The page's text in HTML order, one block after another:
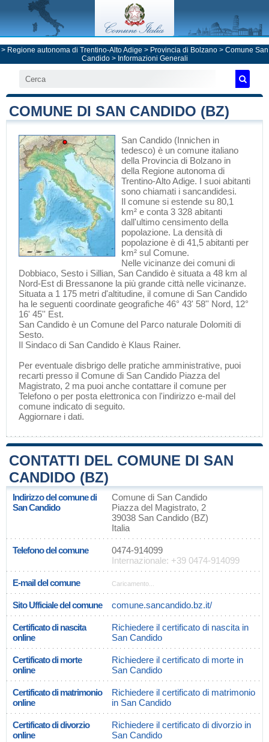
> Regione autonoma di Trentino-Alto Adige > Provincia di Bolzano> Comune San
Candido> Informazioni Generali
COMUNE DI SAN CANDIDO (BZ)
San Candido (Innichen in
tedesco) è un comune italiano
della Provincia di Bolzano in
della Regione autonoma di
Trentino-Alto Adige. I suoi abitanti
sono chiamati i sancandidesi.
Il comune si estende su 80,1
km² e conta 3 328 abitanti
dall'ultimo censimento della
popolazione. La densità di
popolazione è di 41,5 abitanti per
km² sul Comune.
Nelle vicinanze dei comuni di
Dobbiaco, Sesto i Sillian, San Candido è situata a 48 km al
Nord-Est di Bressanone la più grande città nelle vicinanze.
Situata a 1 175 metri d'altitudine, il comune di San Candido
ha le seguenti coordinate geografiche 46° 43' 58'' Nord, 12°
16' 45'' Est.
San Candido è un Comune del Parco naturale Dolomiti di
Sesto.
Il Sindaco di San Candido è Klaus Rainer.
Per eventuale disbrigo delle pratiche amministrative, puoi
recarti presso il Comune di San Candido Piazza del
Magistrato, 2 ma puoi anche contattare il comune per
Telefono o per posta elettronica con l'indirizzo e-mail del
comune indicato di seguito.
Aggiornare i dati.
CONTATTI DEL COMUNE DI SAN
CANDIDO (BZ)
Indirizzo del comune di
San Candido
Comune di San Candido
Piazza del Magistrato, 2
39038 San Candido (BZ)
Italia
Telefono del comune
0474-914099
Internazionale: +39 0474-914099
E-mail del comune Caricamento...
Sito Ufficiale del comune comune.sancandido.bz.it/
Certificato di nascita
online
Richiedere il certificato di nascita in
San Candido
Certificato di morte
online
Richiedere il certificato di morte in
San Candido
Certificato di matrimonio
online
Richiedere il certificato di matrimonio
in San Candido
Certificato di divorzio
online
Richiedere il certificato di divorzio in
San Candido